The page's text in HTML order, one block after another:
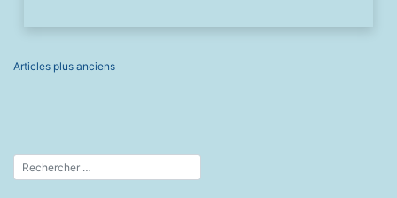
Navigation
Articles plus anciens